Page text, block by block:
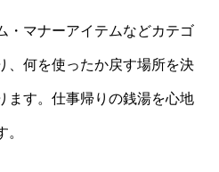
・マナーアイテムなどカテゴ
、何を使ったか戻す場所を決
ます。仕事帰りの銭湯を心地